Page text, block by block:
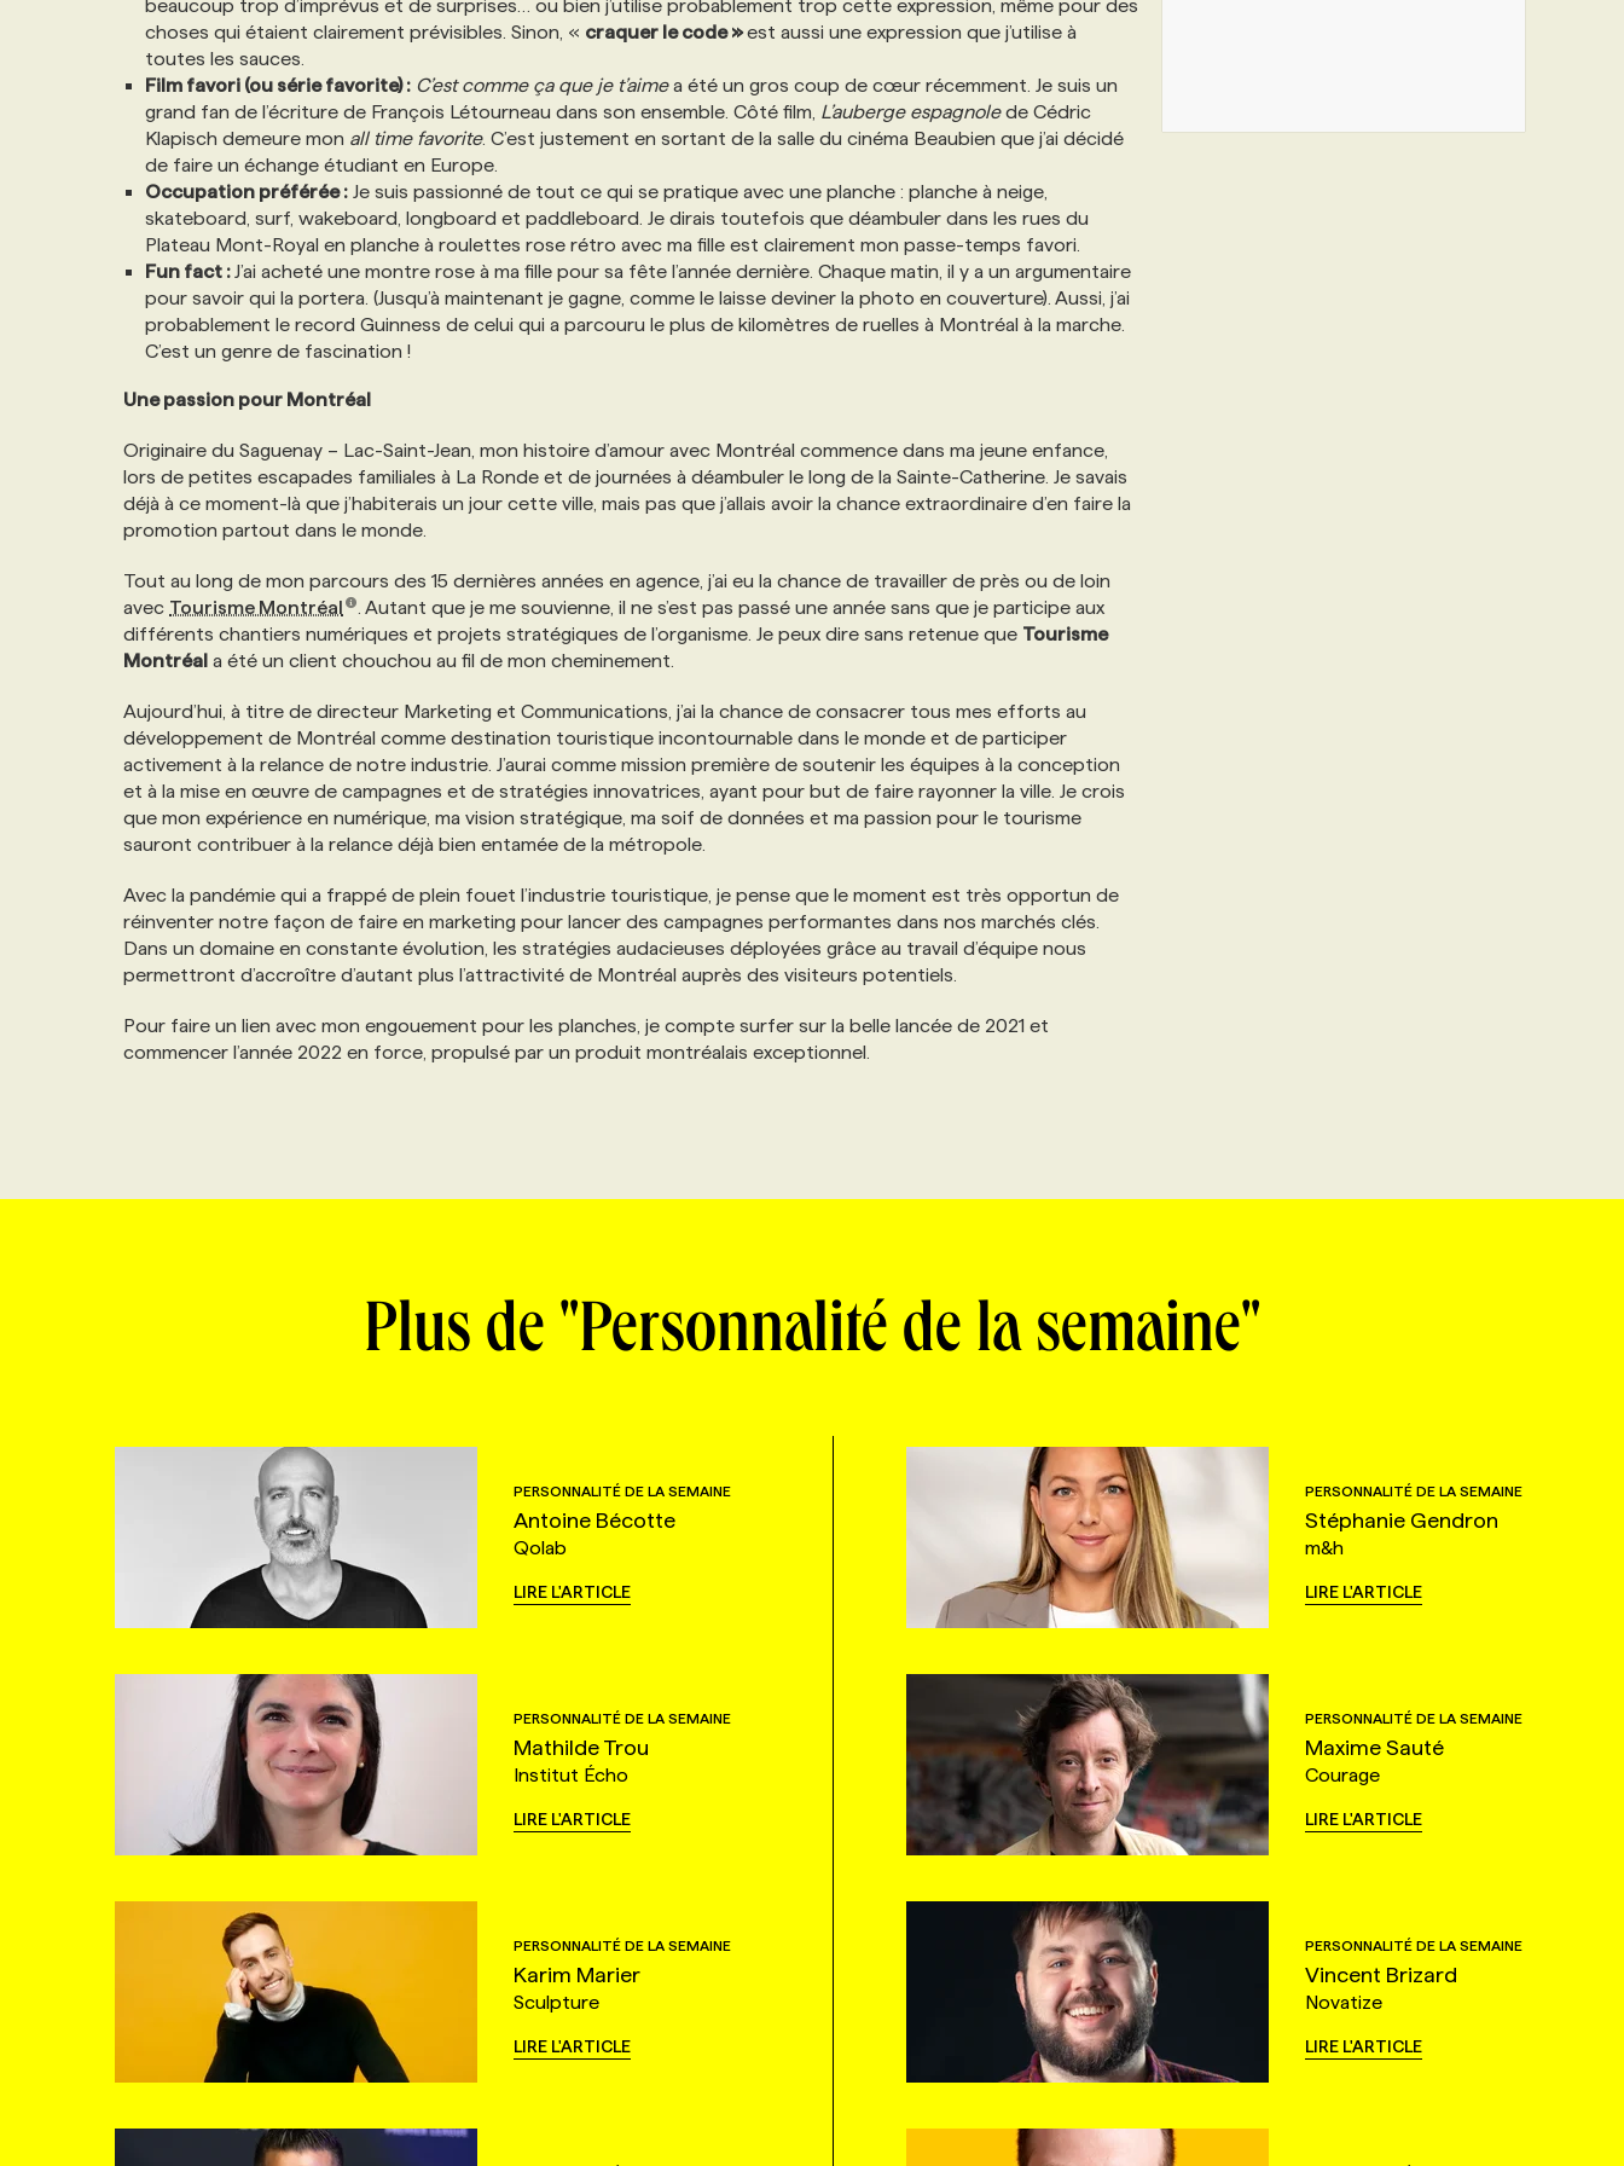
NOS TARIFS
PROGRAMMES DE SUBVENTIONS
ANNONCEZ AVEC NOUS
ANNONCEZ AVEC NOUS
beaucoup trop d’imprévus et de surprises… ou bien j’utilise probablement trop cette expression, même pour des
choses qui étaient clairement prévisibles. Sinon, « craquer le code »est aussi une expression que j’utilise à
toutes les sauces.
Film favori (ou série favorite) : C’est comme ça que je t’aimea été un gros coup de cœur récemment. Je suis un
grand fan de l’écriture de François Létourneau dans son ensemble. Côté film, L’auberge espagnolede Cédric
Klapisch demeure mon all time favorite. C’est justement en sortant de la salle du cinéma Beaubien que j’ai décidé
de faire un échange étudiant en Europe.
Occupation préférée : Je suis passionné de tout ce qui se pratique avec une planche : planche à neige,
skateboard, surf, wakeboard, longboard et paddleboard. Je dirais toutefois que déambuler dans les rues du
Plateau Mont-Royal en planche à roulettes rose rétro avec ma fille est clairement mon passe-temps favori.
Fun fact :J’ai acheté une montre rose à ma fille pour sa fête l’année dernière. Chaque matin, il y a un argumentaire
pour savoir qui la portera. (Jusqu’à maintenant je gagne, comme le laisse deviner la photo en couverture). Aussi, j’ai
probablement le record Guinness de celui qui a parcouru le plus de kilomètres de ruelles à Montréal à la marche.
C’est un genre de fascination !
Une passion pour Montréal
Originaire du Saguenay – Lac-Saint-Jean, mon histoire d’amour avec Montréal commence dans ma jeune enfance,
lors de petites escapades familiales à La Ronde et de journées à déambuler le long de la Sainte-Catherine. Je savais
déjà à ce moment-là que j’habiterais un jour cette ville, mais pas que j’allais avoir la chance extraordinaire d’en faire la
promotion partout dans le monde.
Tout au long de mon parcours des 15 dernières années en agence, j’ai eu la chance de travailler de près ou de loin
avec Tourisme Montréal
. Autant que je me souvienne, il ne s’est pas passé une année sans que je participe aux
différents chantiers numériques et projets stratégiques de l’organisme. Je peux dire sans retenue que Tourisme
Montréal a été un client chouchou au fil de mon cheminement.
Aujourd’hui, à titre de directeur Marketing et Communications, j’ai la chance de consacrer tous mes efforts au
développement de Montréal comme destination touristique incontournable dans le monde et de participer
activement à la relance de notre industrie. J’aurai comme mission première de soutenir les équipes à la conception
et à la mise en œuvre de campagnes et de stratégies innovatrices, ayant pour but de faire rayonner la ville. Je crois
que mon expérience en numérique, ma vision stratégique, ma soif de données et ma passion pour le tourisme
sauront contribuer à la relance déjà bien entamée de la métropole.
Avec la pandémie qui a frappé de plein fouet l’industrie touristique, je pense que le moment est très opportun de
réinventer notre façon de faire en marketing pour lancer des campagnes performantes dans nos marchés clés.
Dans un domaine en constante évolution, les stratégies audacieuses déployées grâce au travail d’équipe nous
permettront d’accroître d’autant plus l’attractivité de Montréal auprès des visiteurs potentiels.
Pour faire un lien avec mon engouement pour les planches, je compte surfer sur la belle lancée de 2021 et
commencer l’année 2022 en force, propulsé par un produit montréalais exceptionnel.
Plus de "Personnalité de la semaine"
PERSONNALITÉ DE LA SEMAINE
Antoine Bécotte
Qolab
LIRE L'ARTICLE
PERSONNALITÉ DE LA SEMAINE
Stéphanie Gendron
m&h
LIRE L'ARTICLE
PERSONNALITÉ DE LA SEMAINE
Mathilde Trou
Institut Écho
LIRE L'ARTICLE
PERSONNALITÉ DE LA SEMAINE
Maxime Sauté
Courage
LIRE L'ARTICLE
PERSONNALITÉ DE LA SEMAINE
Karim Marier
Sculpture
LIRE L'ARTICLE
PERSONNALITÉ DE LA SEMAINE
Vincent Brizard
Novatize
LIRE L'ARTICLE